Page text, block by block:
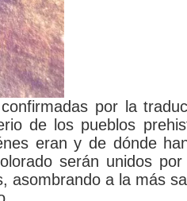
por la
de los pueblos
eran y de dónde
serán unidos
asombrando a la más